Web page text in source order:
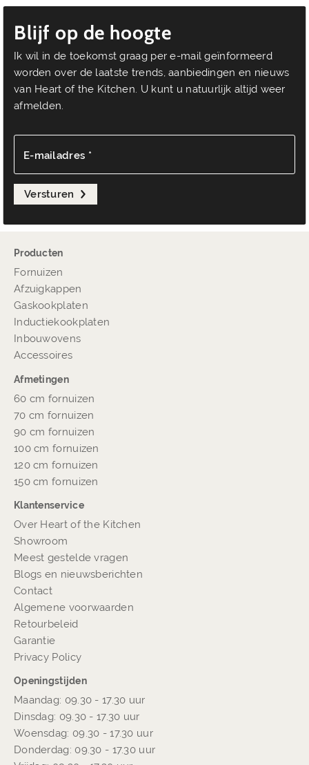
Blijf op de hoogte
Ik wil in de toekomst graag per e-mail geïnformeerd
worden over de laatste trends, aanbiedingen en nieuws
van Heart of the Kitchen. U kunt u natuurlijk altijd weer
afmelden.
E-mailadres *
Versturen
Producten
Fornuizen
Afzuigkappen
Gaskookplaten
Inductiekookplaten
Inbouwovens
Accessoires
Afmetingen
60 cm fornuizen
70 cm fornuizen
90 cm fornuizen
100 cm fornuizen
120 cm fornuizen
150 cm fornuizen
Klantenservice
Over Heart of the Kitchen
Showroom
Meest gestelde vragen
Blogs en nieuwsberichten
Contact
Algemene voorwaarden
Retourbeleid
Garantie
Privacy Policy
Openingstijden
Maandag: 09.30 - 17.30 uur
Dinsdag: 09.30 - 17.30 uur
Woensdag: 09.30 - 17.30 uur
Donderdag: 09.30 - 17.30 uur